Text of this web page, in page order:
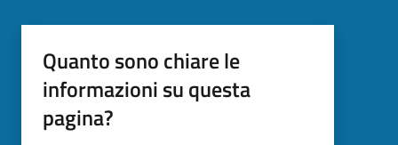
Quanto sono chiare le
informazioni su questa
pagina?